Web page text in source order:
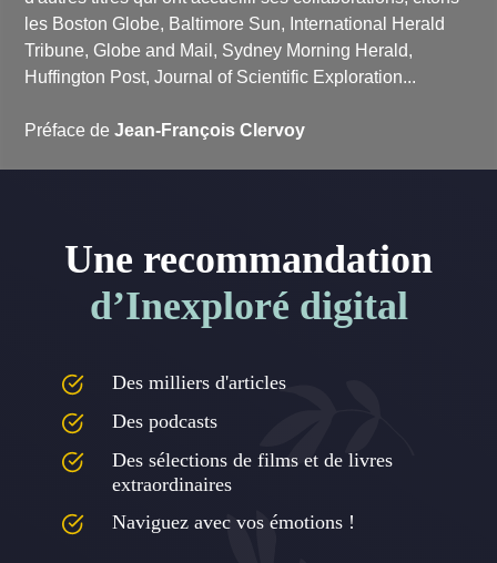
les Boston Globe, Baltimore Sun, International Herald
Tribune, Globe and Mail, Sydney Morning Herald,
Huffington Post, Journal of Scientific Exploration...
Préface deJean-François Clervoy
Une recommandation
d’Inexploré digital
Des milliers d'articles
Des podcasts
Des sélections de films et de livres
extraordinaires
Naviguez avec vos émotions !